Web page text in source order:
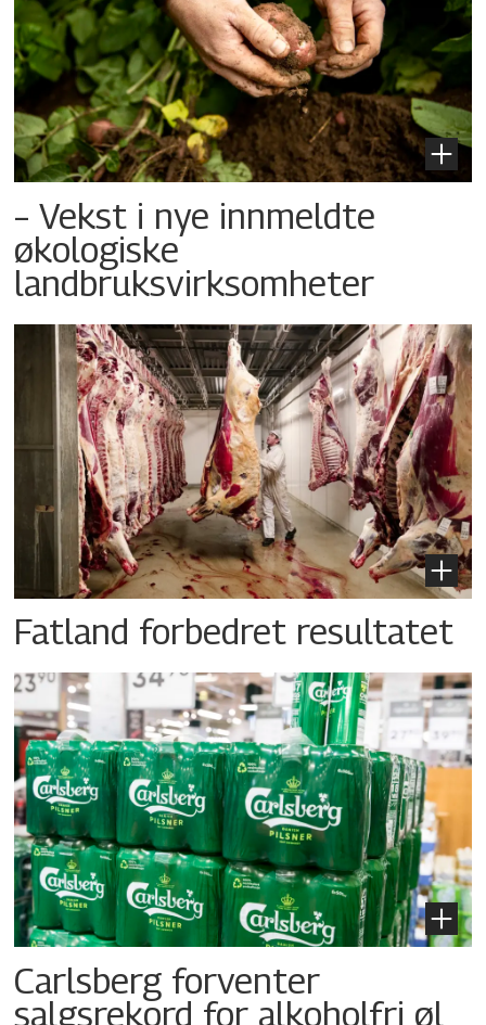
– Vekst i nye innmeldte
økologiske
landbruksvirksomheter
Fatland forbedret resultatet
Carlsberg forventer
salgsrekord for alkoholfri øl